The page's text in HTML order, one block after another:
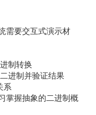
需要交互式演示材
制转换
进制并验证结果
系
掌握抽象的二进制概